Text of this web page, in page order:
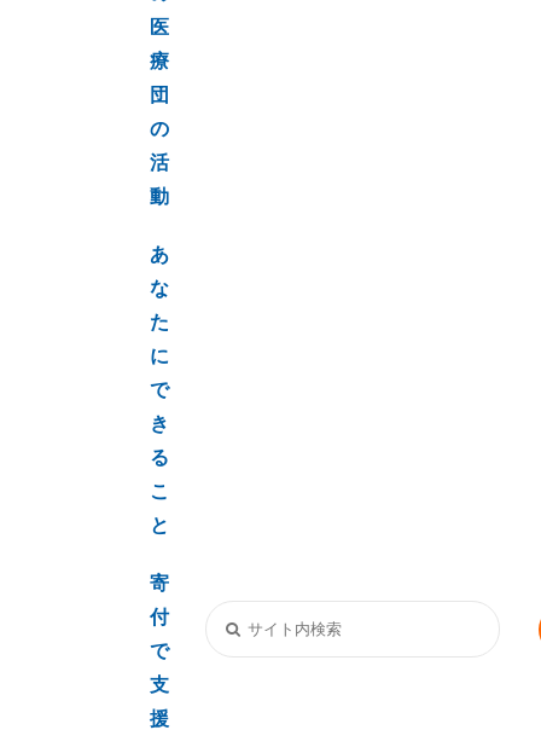
医
療
団
の
活
動
あ
な
た
に
で
き
る
こ
と
寄
付
で
支
援